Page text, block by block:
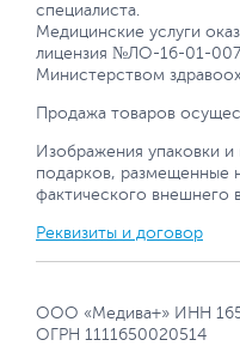
специалиста.
Медицинские услуги
лицензия №ЛО-16-01-
Министерством
Продажа товаров
Изображения упаковки
подарков, размещенные
фактического внешнего
Реквизиты и договор
ООО «Медива+» ИНН
ОГРН 1111650020514